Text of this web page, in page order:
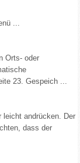
...
Orts- oder
23. Gespeich ...
leicht andrücken. Der
dass der